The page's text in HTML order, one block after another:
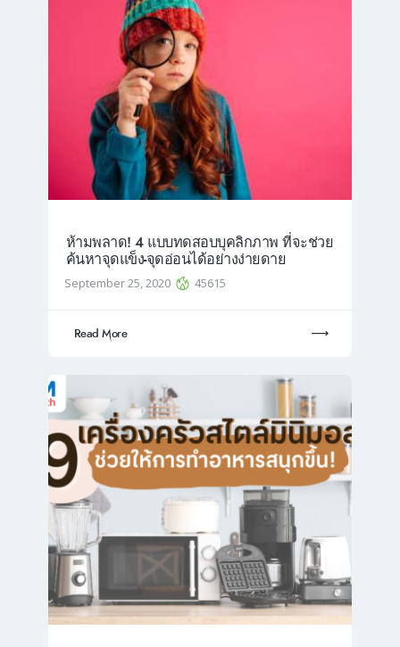
ห้ามพลาด! 4 แบบทดสอบบุคลิกภาพ ที่จะช่วย
ค้นหาจุดแข็ง-จุดอ่อนได้อย่างง่ายดาย
September 25, 2020 45615
Read More